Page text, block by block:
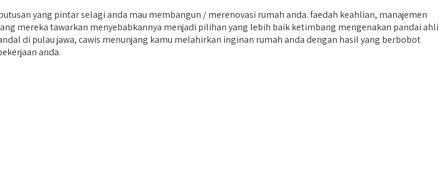
yang pintar selagi anda mau membangun / merenovasi rumah anda. faedah keahlian, manajemen
mereka tawarkan menyebabkannya menjadi pilihan yang lebih baik ketimbang mengenakan pandai ahli
di pulau jawa, cawis menunjang kamu melahirkan inginan rumah anda dengan hasil yang berbobot
anda.